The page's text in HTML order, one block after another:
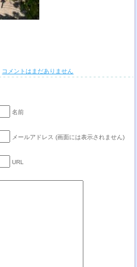
コメントはまだありません
名前
メールアドレス (画面には表示されません)
URL